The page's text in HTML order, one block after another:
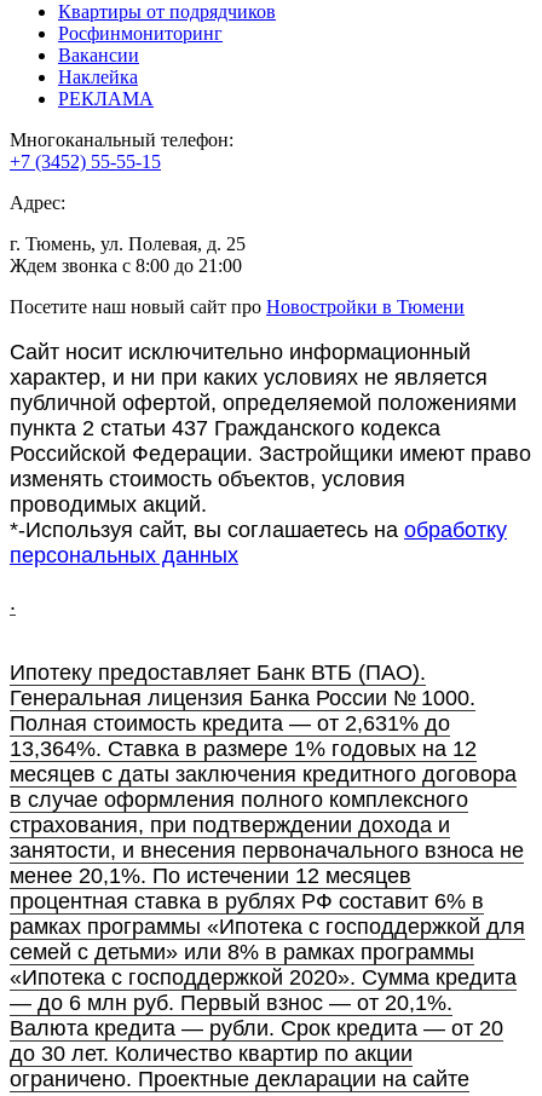
Квартиры от подрядчиков
Росфинмониторинг
Вакансии
Наклейка
РЕКЛАМА
Многоканальный телефон:
+7 (3452) 55-55-15
Адрес:
г. Тюмень, ул. Полевая, д. 25
Ждем звонка с 8:00 до 21:00
Посетите наш новый сайт про Новостройки в Тюмени
Сайт носит исключительно информационный
характер, и ни при каких условиях не является
публичной офертой, определяемой положениями
пункта 2 статьи 437 Гражданского кодекса
Российской Федерации. Застройщики имеют право
изменять стоимость объектов, условия
проводимых акций.
*-Используя сайт, вы соглашаетесь на обработку
персональных данных
.
Ипотеку предоставляет Банк ВТБ (ПАО).
Генеральная лицензия Банка России № 1000.
Полная стоимость кредита — от 2,631% до
13,364%. Ставка в размере 1% годовых на 12
месяцев с даты заключения кредитного договора
в случае оформления полного комплексного
страхования, при подтверждении дохода и
занятости, и внесения первоначального взноса не
менее 20,1%. По истечении 12 месяцев
процентная ставка в рублях РФ составит 6% в
рамках программы «Ипотека с господдержкой для
семей с детьми» или 8% в рамках программы
«Ипотека с господдержкой 2020». Сумма кредита
— до 6 млн руб. Первый взнос — от 20,1%.
Валюта кредита — рубли. Срок кредита — от 20
до 30 лет. Количество квартир по акции
ограничено. Проектные декларации на сайте